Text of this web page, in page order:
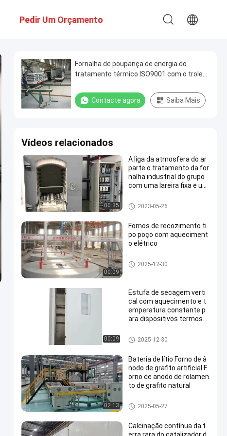
Pedir Um Orçamento
Fornalha de poupança de energia do
tratamento térmico ISO9001 com o trole
Contacte agora Saiba Mais
Vídeos relacionados
00:35
A liga da atmosfera do ar
parte o tratamento da for
nalha industrial do grupo
com uma lareira fixa e um
fornalha do trole
2023-05-26
00:09
Fornos de recozimento ti
po poço com aqueciment
o elétrico
Forno de tratamento térmico
2025-12-30
00:09
Estufa de secagem verti
cal com aquecimento e t
emperatura constante p
ara dispositivos termost
Fornos de secagem
2025-12-30
02:13
Bateria de lítio Forno de â
nodo de grafito artificial F
orno de anodo de rolamen
to de grafito natural
fornalha de lareira do rolo
2025-05-27
Calcinação contínua da t